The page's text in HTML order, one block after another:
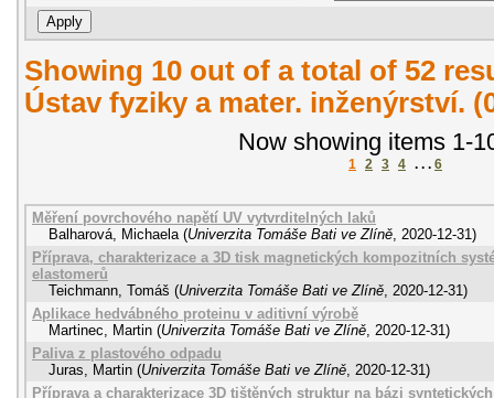
Showing 10 out of a total of 52
Ústav fyziky a mater. inženýrství.
Now showing items 1-
1 2 3 4 . . . 6
Měření povrchového napětí UV vytvrditelných laků
Balharová, Michaela (Univerzita Tomáše Bati ve Zlíně 2020-12-31)
Příprava, charakterizace a 3D tisk magnetických kompozitních
elastomerů
Teichmann, Tomáš (Univerzita Tomáše Bati ve Zlíně 2020-12-31)
Aplikace hedvábného proteinu v aditivní výrobě
Martinec, Martin (Univerzita Tomáše Bati ve Zlíně 2020-12-31)
Paliva z plastového odpadu
Juras, Martin (Univerzita Tomáše Bati ve Zlíně 2020-12-31)
Příprava a charakterizace 3D tištěných struktur na bázi